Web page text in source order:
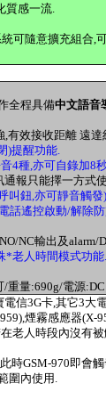
質感一流.
可隨意擴充組合,
全程具備中文語音
,有效接收距離 遠達
)提醒功能.
4種,亦可自錄加8
通報只能擇一方式
叫鈕,亦可靜音觸
電話遙控啟動/解除
NC輸出及alarm/
*老人時間模式功能.
重量:690g/電源
信3G卡,其它3大
煙霧感應器(X-
老人時段內沒有
GSM-970即會
圍內使用.